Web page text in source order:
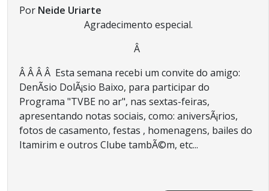
Por Neide Uriarte
Agradecimento especial.
Â
Â Â Â Â Esta semana recebi um convite do amigo:
DenÃ­sio DolÃ¡sio Baixo, para participar do
Programa "TVBE no ar", nas sextas-feiras,
apresentando notas sociais, como: aniversÃ¡rios,
fotos de casamento, festas , homenagens, bailes do
Itamirim e outros Clube tambÃ©m, etc...